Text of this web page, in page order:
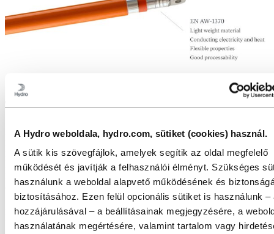
A Hydro weboldala, hydro.com, sütiket (cookies) használ.
A sütik kis szövegfájlok, amelyek segítik az oldal megfelelő
működését és javítják a felhasználói élményt. Szükséges
használunk a weboldal alapvető működésének és
biztosításához. Ezen felül opcionális sütiket is használunk –
hozzájárulásával – a beállításainak megjegyzésére, a
használatának megértésére, valamint tartalom vagy
Teljesítményre tervezve
A Hydro Precision Tubing alumínium busbarok precízen
megtervezett vezetők, amelyeket a modern villamosított rendszerek
növekvő teljesítménykövetelményeinek kielégítésére fejlesztettek ki.
Bár az alumínium nagyobb keresztmetszetet igényel, mint a réz,
megfelelő méretezés mellett a kialakítás hatékony hőelvezetést, nagy
áramterhelhetőséget és optimalizált rendszerhatékonyságot biztosít.
A Hydro mélyreható kohászati szakértelmére és fejlett szimulációs
képességeire támaszkodva optimalizáljuk az ötvözetválasztást, a
geometriát és a felületkezeléseket, hogy a legjobb egyensúlyt érjük